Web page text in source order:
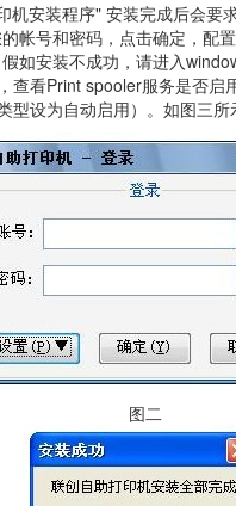
机安装程序" 安装完成后会要
帐号和密码，点击确定，配
如安装不成功，请进入
查看Print spooler服务是否启
型设为自动启用）。如图三所
图二